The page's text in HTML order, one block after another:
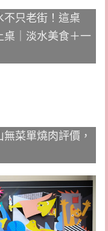
不只老街！這桌
桌｜淡水美食＋一
菜單燒肉評價，